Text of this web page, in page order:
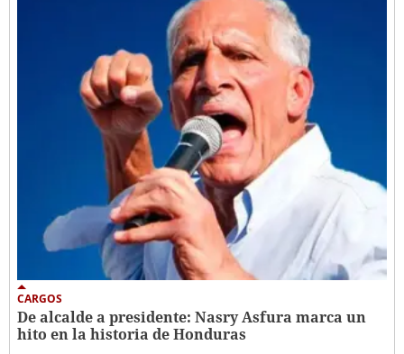
CARGOS
De alcalde a presidente: Nasry Asfura marca un
hito en la historia de Honduras